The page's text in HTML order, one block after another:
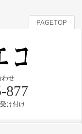
PAGETOP
わせ
877
け付け